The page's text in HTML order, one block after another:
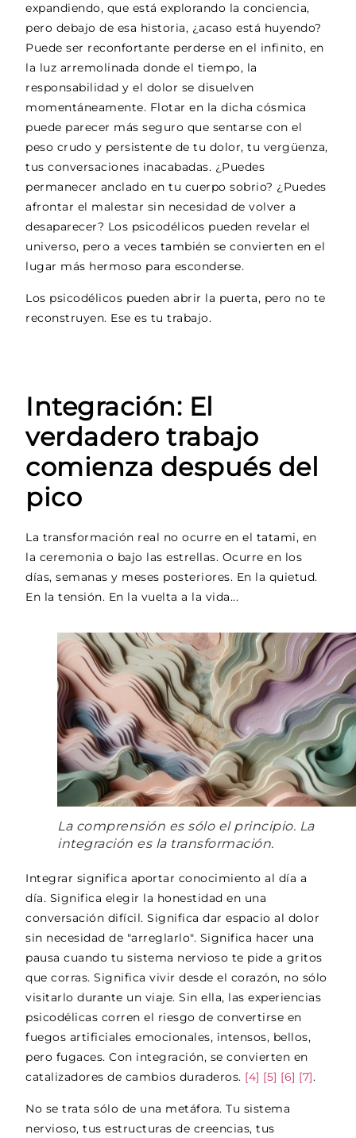
expandiendo, que está explorando la conciencia,
pero debajo de esa historia, ¿acaso está huyendo?
Puede ser reconfortante perderse en el infinito, en
la luz arremolinada donde el tiempo, la
responsabilidad y el dolor se disuelven
momentáneamente. Flotar en la dicha cósmica
puede parecer más seguro que sentarse con el
peso crudo y persistente de tu dolor, tu vergüenza,
tus conversaciones inacabadas. ¿Puedes
permanecer anclado en tu cuerpo sobrio? ¿Puedes
afrontar el malestar sin necesidad de volver a
desaparecer? Los psicodélicos pueden revelar el
universo, pero a veces también se convierten en el
lugar más hermoso para esconderse.
Los psicodélicos pueden abrir la puerta, pero no te
reconstruyen. Ese es tu trabajo.
Integración: El
verdadero trabajo
comienza después del
pico
La transformación real no ocurre en el tatami, en
la ceremonia o bajo las estrellas. Ocurre en los
días, semanas y meses posteriores. En la quietud.
En la tensión. En la vuelta a la vida...
La comprensión es sólo el principio. La
integración es la transformación.
Integrar significa aportar conocimiento al día a
día. Significa elegir la honestidad en una
conversación difícil. Significa dar espacio al dolor
sin necesidad de "arreglarlo". Significa hacer una
pausa cuando tu sistema nervioso te pide a gritos
que corras. Significa vivir desde el corazón, no sólo
visitarlo durante un viaje. Sin ella, las experiencias
psicodélicas corren el riesgo de convertirse en
fuegos artificiales emocionales, intensos, bellos,
pero fugaces. Con integración, se convierten en
catalizadores de cambios duraderos. [4] [5] [6] [7].
No se trata sólo de una metáfora. Tu sistema
nervioso, tus estructuras de creencias, tus